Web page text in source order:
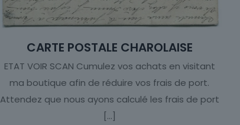
CARTE POSTALE CHAROLAISE
ETAT VOIR SCAN Cumulez vos achats en visitant
ma boutique afin de réduire vos frais de port.
Attendez que nous ayons calculé les frais de port
[…]